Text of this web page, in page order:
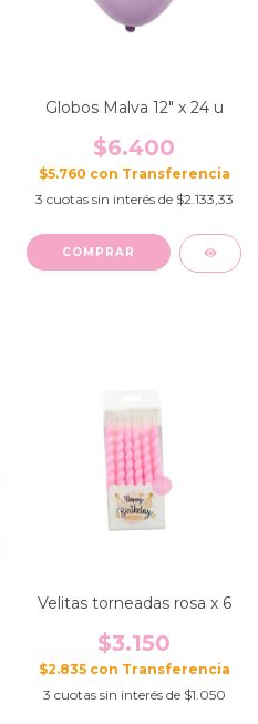
Globos Malva 12" x 24 u
$6.400
$5.760 con
3 cuotas sin interés de $2.133,33
Velitas torneadas rosa x 6
$3.150
$2.835 con
3 cuotas sin interés de $1.050